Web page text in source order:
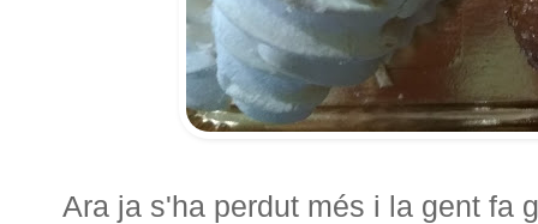
Ara ja s'ha perdut més i la gent fa